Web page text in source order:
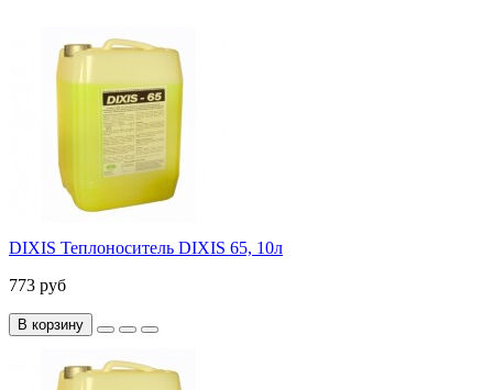
DIXIS Теплоноситель DIXIS 65, 10л
773 руб
В корзину